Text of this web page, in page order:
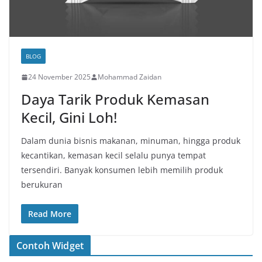
BLOG
24 November 2025 Mohammad Zaidan
Daya Tarik Produk Kemasan
Kecil, Gini Loh!
Dalam dunia bisnis makanan, minuman, hingga produk
kecantikan, kemasan kecil selalu punya tempat
tersendiri. Banyak konsumen lebih memilih produk
berukuran
Read More
Contoh Widget